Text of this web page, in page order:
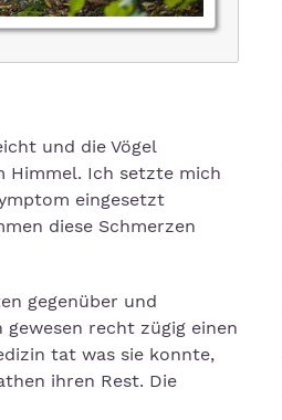
und die Vögel
Himmel. Ich setzte mich
eingesetzt
diese Schmerzen
gegenüber und
recht zügig einen
tat was sie konnte,
ihren Rest. Die